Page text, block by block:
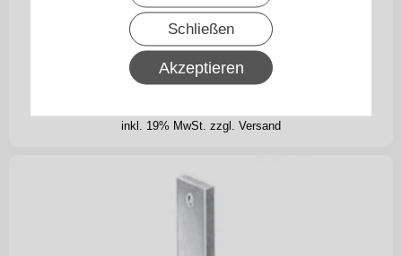
Schließen
Akzeptieren
Kunststoff-Abdeckplatte weiß, Lochabstand 186
mm für Einlass-Gurtwickler
inkl. 19% MwSt. zzgl. Versand